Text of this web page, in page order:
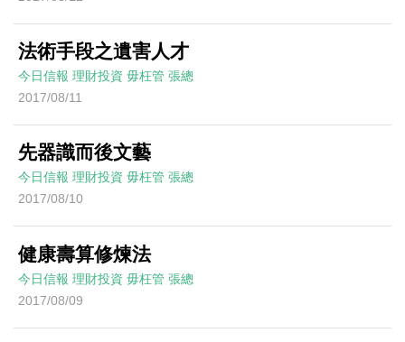
法術手段之遺害人才
今日信報 理財投資 毋枉管 張總
2017/08/11
先器識而後文藝
今日信報 理財投資 毋枉管 張總
2017/08/10
健康壽算修煉法
今日信報 理財投資 毋枉管 張總
2017/08/09